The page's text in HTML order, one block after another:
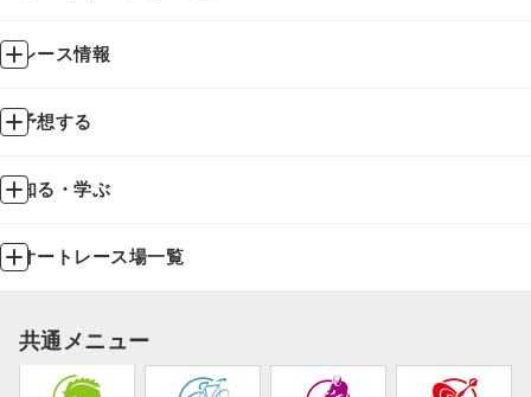
レース情報
予想する
知る・学ぶ
オートレース場一覧
共通メニュー